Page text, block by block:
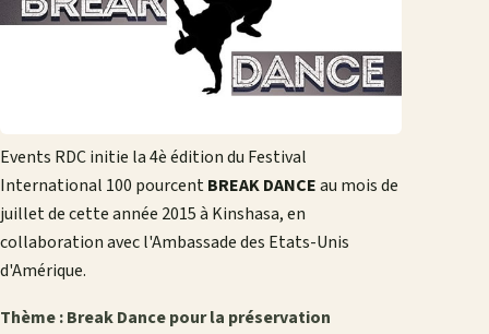
Events RDC initie la 4è édition du Festival
International 100 pourcentBREAK DANCEau mois de
juillet de cette année 2015 à Kinshasa, en
collaboration avec l'Ambassade des Etats-Unis
d'Amérique.
Thème : Break Dance pour la préservation